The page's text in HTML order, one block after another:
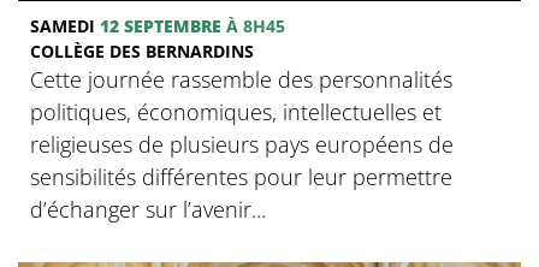
SAMEDI 12 SEPTEMBRE À 8H45
COLLÈGE DES BERNARDINS
Cette journée rassemble des personnalités
politiques, économiques, intellectuelles et
religieuses de plusieurs pays européens de
sensibilités différentes pour leur permettre
d’échanger sur l’avenir...